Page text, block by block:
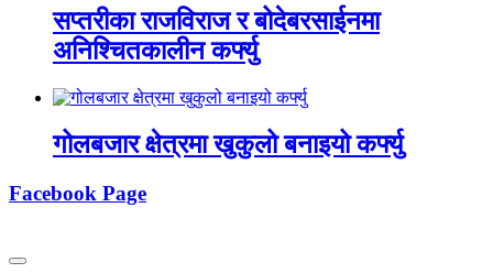
सप्तरीका राजविराज र बोदेबरसाईनमा
अनिश्चितकालीन कर्फ्यु
गोलबजार क्षेत्रमा खुकुलो बनाइयो कर्फ्यु
Facebook Page